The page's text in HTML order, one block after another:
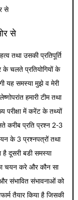
से
तथा उसकी प्रतिपूर्ति
के चलते प्रतियोगियों के
यह समस्या मुझे व मेरी
हमारी टीम तथा
परीक्षा में करेंट के तथ्यों
करीब प्रति प्रश्न 2-3
के 3 प्रश्नपत्रों तथा
दूसरी बडी समस्या
चयन करे और कौन सा
संभावित संभावनाओं को
तैयार किया है जिसकी